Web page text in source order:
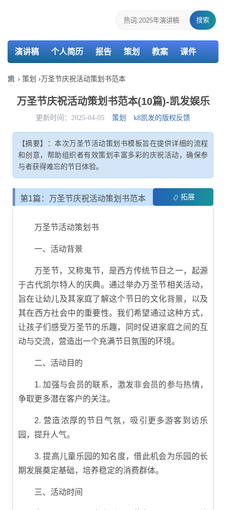
搜索
演讲稿 个人简历 报告 策划 教案 课件
检讨书 主持词
凯 › 策划 ›万圣节庆祝活动策划书范本
万圣节庆祝活动策划书范本(10篇)-凯发娱乐
更新时间：2025-04-05 策划 k8凯发的版权反馈
【摘要】：本次万圣节活动策划书模板旨在提供详细的流程
和创意，帮助组织者有效策划丰富多彩的庆祝活动，确保参
与者获得难忘的节日体验。
第1篇：万圣节庆祝活动策划书范本 拓展
万圣节活动策划书
一、活动背景
万圣节，又称鬼节，是西方传统节日之一，起源
于古代凯尔特人的庆典。通过举办万圣节相关活动，
旨在让幼儿及其家庭了解这个节日的文化背景，以及
其在西方社会中的重要性。我们希望通过这种方式，
让孩子们感受万圣节的乐趣，同时促进家庭之间的互
动与交流，营造出一个充满节日氛围的环境。
二、活动目的
1. 加强与会员的联系，激发非会员的参与热情，
争取更多潜在客户的关注。
2. 营造浓厚的节日气氛，吸引更多游客到访乐
园，提升人气。
3. 提高儿童乐园的知名度，借此机会为乐园的长
期发展奠定基础，培养稳定的消费群体。
三、活动时间